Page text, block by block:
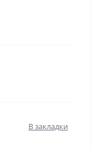
В закладки